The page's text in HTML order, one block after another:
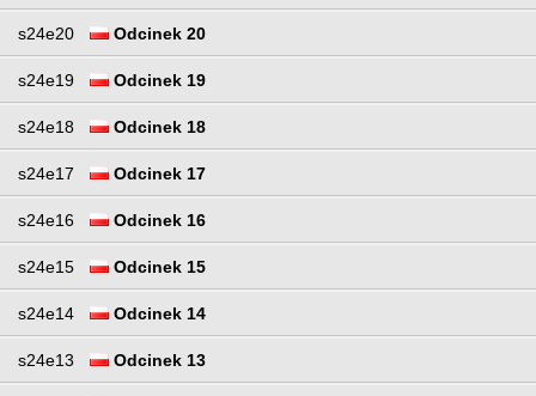
s24e20 Odcinek 20
s24e19 Odcinek 19
s24e18 Odcinek 18
s24e17 Odcinek 17
s24e16 Odcinek 16
s24e15 Odcinek 15
s24e14 Odcinek 14
s24e13 Odcinek 13